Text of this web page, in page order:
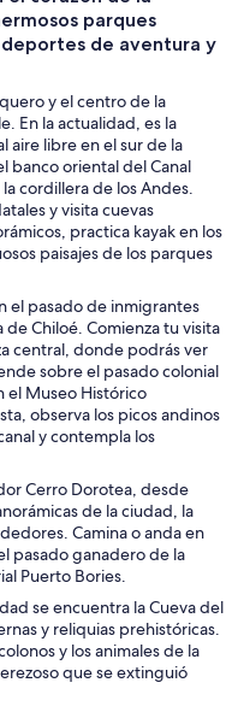
parques
de aventura y
y el centro de la
En la actualidad, es la
aire libre en el sur de la
banco oriental del Canal
cordillera de los Andes.
y visita cuevas
practica kayak en los
paisajes de los parques
el pasado de inmigrantes
Chiloé. Comienza tu visita
central, donde podrás ver
sobre el pasado colonial
el Museo Histórico
observa los picos andinos
y contempla los
Cerro Dorotea, desde
de la ciudad, la
Camina o anda en
pasado ganadero de la
Puerto Bories.
se encuentra la Cueva del
y reliquias prehistóricas.
y los animales de la
que se extinguió